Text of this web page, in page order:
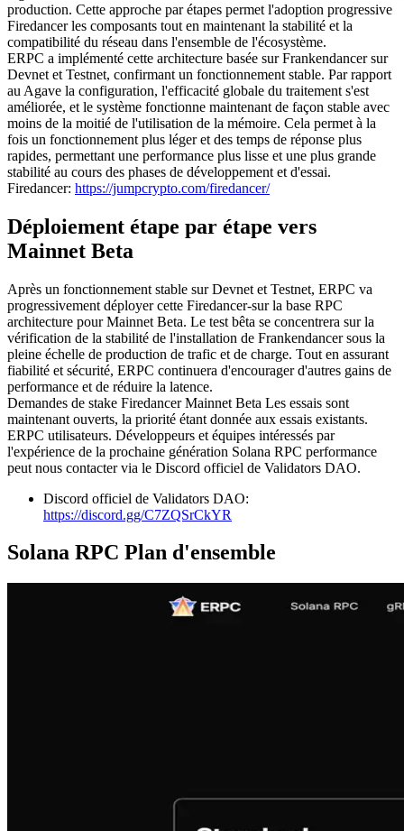
production. Cette approche par étapes permet l'adoption progressive
Firedancer les composants tout en maintenant la stabilité et la
compatibilité du réseau dans l'ensemble de l'écosystème.
ERPC a implémenté cette architecture basée sur Frankendancer sur
Devnet et Testnet, confirmant un fonctionnement stable. Par rapport
au Agave la configuration, l'efficacité globale du traitement s'est
améliorée, et le système fonctionne maintenant de façon stable avec
moins de la moitié de l'utilisation de la mémoire. Cela permet à la
fois un fonctionnement plus léger et des temps de réponse plus
rapides, permettant une performance plus lisse et une plus grande
stabilité au cours des phases de développement et d'essai.
Firedancer: https://jumpcrypto.com/firedancer/
Déploiement étape par étape vers
Mainnet Beta
Après un fonctionnement stable sur Devnet et Testnet, ERPC va
progressivement déployer cette Firedancer-sur la base RPC
architecture pour Mainnet Beta. Le test bêta se concentrera sur la
vérification de la stabilité de l'installation de Frankendancer sous la
pleine échelle de production de trafic et de charge. Tout en assurant
fiabilité et sécurité, ERPC continuera d'encourager d'autres gains de
performance et de réduire la latence.
Demandes de stake Firedancer Mainnet Beta Les essais sont
maintenant ouverts, la priorité étant donnée aux essais existants.
ERPC utilisateurs. Développeurs et équipes intéressés par
l'expérience de la prochaine génération Solana RPC performance
peut nous contacter via le Discord officiel de Validators DAO.
Discord officiel de Validators DAO:
https://discord.gg/C7ZQSrCkYR
Solana RPC Plan d'ensemble